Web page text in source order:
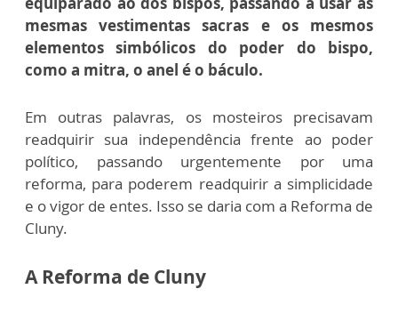
mesmas vestimentas sacras e os mesmos
elementos simbólicos do poder do bispo,
como a mitra, o anel é o báculo.
Em outras palavras, os mosteiros precisavam
readquirir sua independência frente ao poder
político, passando urgentemente por uma
reforma, para poderem readquirir a simplicidade
e o vigor de entes. Isso se daria com a Reforma de
Cluny.
A Reforma de Cluny